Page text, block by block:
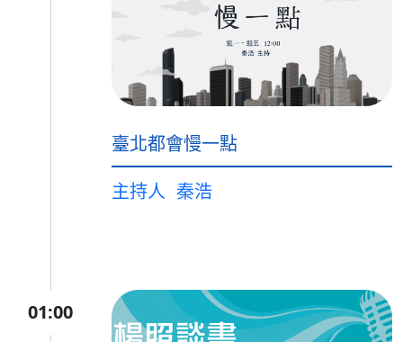
臺北都會慢一點
主持人 秦浩
01:00